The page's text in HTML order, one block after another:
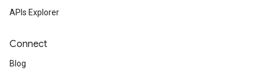
APIs Explorer
Connect
Blog